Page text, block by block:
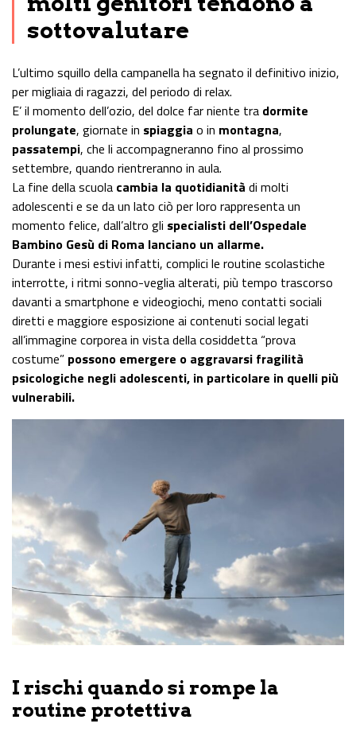
sottovalutare
L’ultimo squillo della campanella ha segnato il definitivo inizio,
per migliaia di ragazzi, del periodo di relax.
E’ il momento dell’ozio, del dolce far niente tra dormite
prolungate, giornate in spiaggia o in montagna,
passatempi, che li accompagneranno fino al prossimo
settembre, quando rientreranno in aula.
La fine della scuola cambia la quotidianità di molti
adolescenti e se da un lato ciò per loro rappresenta un
momento felice, dall’altro gli specialisti dell’Ospedale
Bambino Gesù di Roma lanciano un allarme.
Durante i mesi estivi infatti, complici le routine scolastiche
interrotte, i ritmi sonno-veglia alterati, più tempo trascorso
davanti a smartphone e videogiochi, meno contatti sociali
diretti e maggiore esposizione ai contenuti social legati
all’immagine corporea in vista della cosiddetta “prova
costume” possono emergere o aggravarsi fragilità
psicologiche negli adolescenti, in particolare in quelli più
vulnerabili.
I rischi quando si rompe la
routine protettiva